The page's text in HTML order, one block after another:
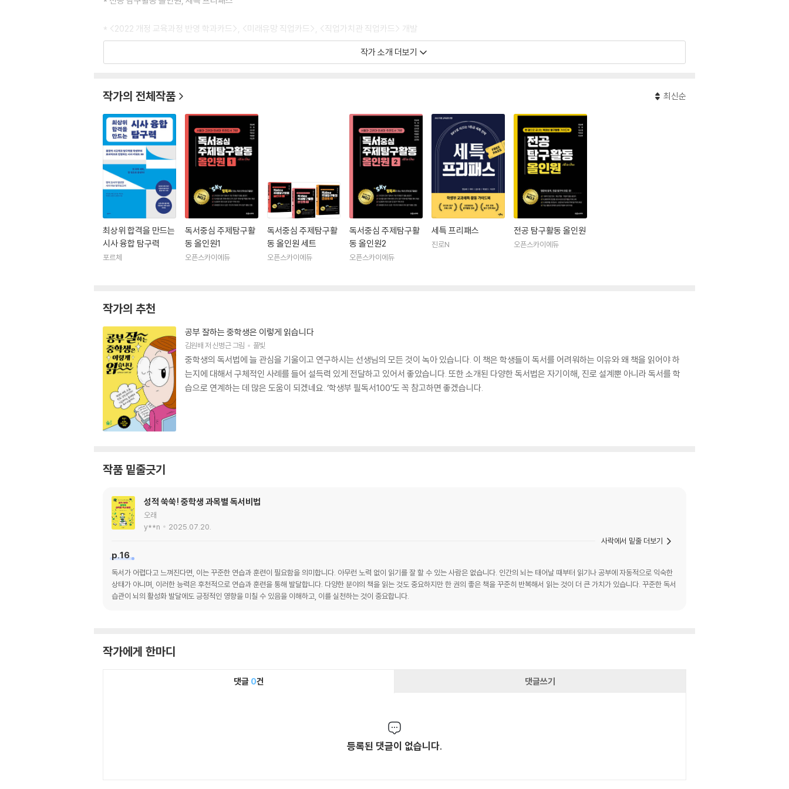
* <2022 개정 교육과정 반영 학과카드>, <미래유망 직업카드>, <직업가치관 직업카드> 개발
* 커리어넷 직업흥미검사(K형) 문항개발 및 개정연구
* 커리어넷 직업흥미검사(H형) 개정 연구 검토 및 자문
* 커리어넷 진로성숙도 검사 개정 연구 검토 및 자문
* 진로전담교사 1급 정교사 자격연수 강사(2025)
작가 소개 더보기
작가의 전체작품 최신순
최상위 합격을 만드는
시사 융합 탐구력
포르체
독서중심 주제탐구활
동 올인원1
오픈스카이에듀
독서중심 주제탐구활
동 올인원 세트
오픈스카이에듀
독서중심 주제탐구활
동 올인원2
오픈스카이에듀
세특 프리패스
진로N
전공 탐구활동 올인원
오픈스카이에듀
작가의 추천
공부 잘하는 중학생은 이렇게 읽습니다
김원배저신병근그림 풀빛
중학생의 독서법에 늘 관심을 기울이고 연구하시는 선생님의 모든 것이 녹아 있습니다. 이 책은 학생들이 독서를 어려워하는 이유와 왜 책을 읽어야 하
는지에 대해서 구체적인 사례를 들어 설득력 있게 전달하고 있어서 좋았습니다. 또한 소개된 다양한 독서법은 자기이해, 진로 설계뿐 아니라 독서를 학
습으로 연계하는 데 많은 도움이 되겠네요. ‘학생부 필독서100’도 꼭 참고하면 좋겠습니다.
작품 밑줄긋기
성적 쑥쑥! 중학생 과목별 독서비법
오래
y**n
2025.07.20.
p.16
독서가 어렵다고 느껴진다면, 이는 꾸준한 연습과 훈련이 필요함을 의미합니다. 아무런 노력 없이 읽기를 잘 할 수 있는 사람은 없습니다. 인간의 뇌는 태어날 때부터 읽기나 공부에 자동적으로 익숙한
상태가 아니며, 이러한 능력은 후천적으로 연습과 훈련을 통해 발달합니다. 다양한 분야의 책을 읽는 것도 중요하지만 한 권의 좋은 책을 꾸준히 반복해서 읽는 것이 더 큰 가치가 있습니다. 꾸준한 독서
습관이 뇌의 활성화 발달에도 긍정적인 영향을 미칠 수 있음을 이해하고, 이를 실천하는 것이 중요합니다.
사락에서 밑줄 더보기
작가에게 한마디
댓글 0건 댓글쓰기
등록된 댓글이 없습니다.